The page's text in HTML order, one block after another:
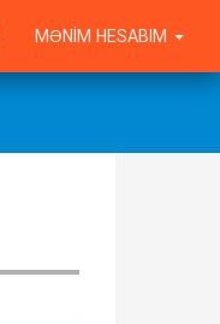
MƏNIM HESABIM